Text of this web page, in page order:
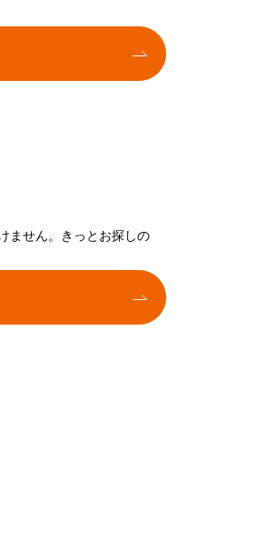
ません。きっとお探しの